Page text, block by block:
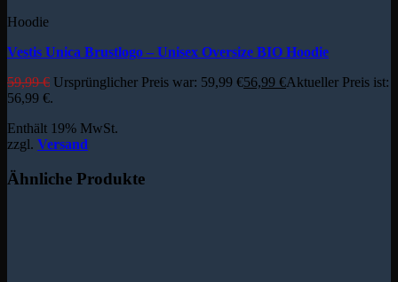
Hoodie
Vestis Unica Brustlogo – Unisex Oversize BIO Hoodie
59,99€ Ursprünglicher Preis war: 59,99 €56,99 €Aktueller Preis ist:
56,99 €.
Enthält 19% MwSt.
zzgl. Versand
Ähnliche Produkte